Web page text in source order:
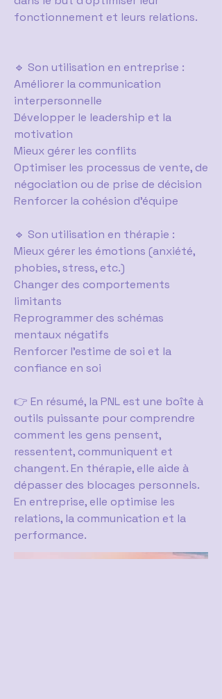
fonctionnement et leurs relations.
🔹 Son utilisation en entreprise :
Améliorer la communication
interpersonnelle
Développer le leadership et la
motivation
Mieux gérer les conflits
Optimiser les processus de vente, de
négociation ou de prise de décision
Renforcer la cohésion d’équipe
🔹 Son utilisation en thérapie :
Mieux gérer les émotions (anxiété,
phobies, stress, etc.)
Changer des comportements
limitants
Reprogrammer des schémas
mentaux négatifs
Renforcer l’estime de soi et la
confiance en soi
👉 En résumé, la PNL est une boîte à
outils puissante pour comprendre
comment les gens pensent,
ressentent, communiquent et
changent. En thérapie, elle aide à
dépasser des blocages personnels.
En entreprise, elle optimise les
relations, la communication et la
performance.